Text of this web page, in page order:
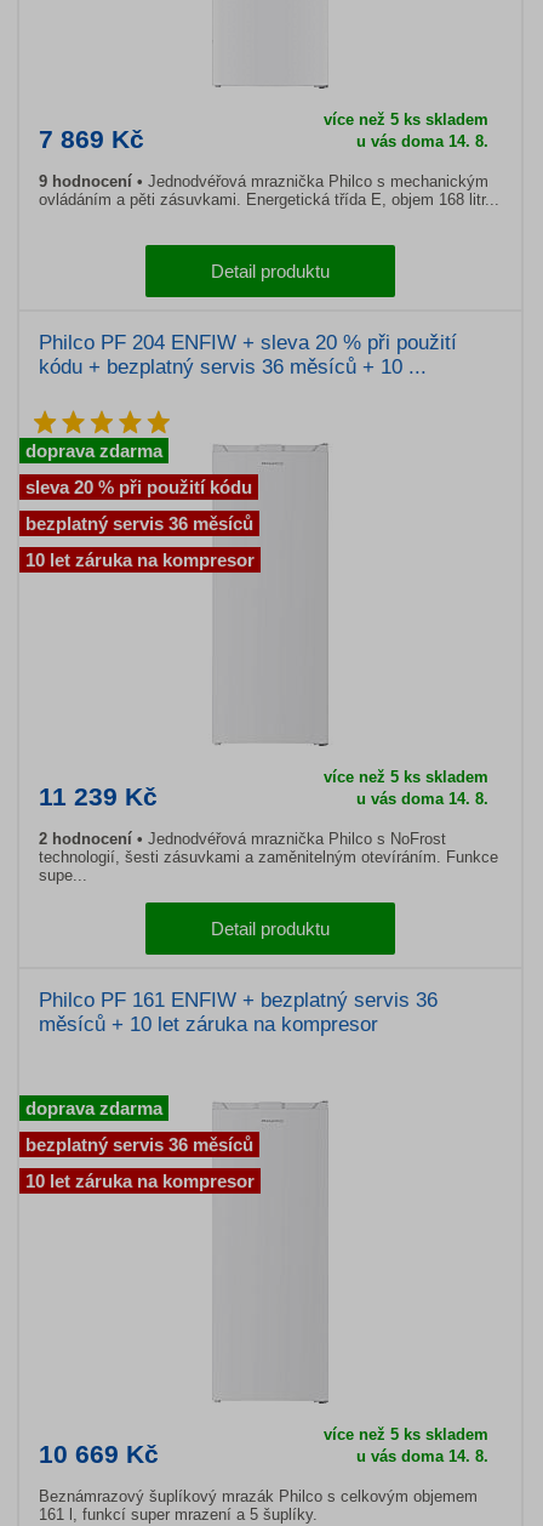
7 869 Kč
více než 5 ks skladem
u vás doma 14. 8.
9 hodnocení
Jednodvéřová mraznička Philco s mechanickým
ovládáním a pěti zásuvkami. Energetická třída E, objem 168 litr...
Detail produktu
Philco PF 204 ENFIW + sleva 20 % při použití
kódu + bezplatný servis 36 měsíců + 10 ...
11 239 Kč
více než 5 ks skladem
u vás doma 14. 8.
2 hodnocení
Jednodvéřová mraznička Philco s NoFrost
technologií, šesti zásuvkami a zaměnitelným otevíráním. Funkce
supe...
Detail produktu
doprava zdarma
sleva 20 % při použití kódu
bezplatný servis 36 měsíců
10 let záruka na kompresor
Philco PF 161 ENFIW + bezplatný servis 36
měsíců + 10 let záruka na kompresor
10 669 Kč
více než 5 ks skladem
u vás doma 14. 8.
Beznámrazový šuplíkový mrazák Philco s celkovým objemem
161 l, funkcí super mrazení a 5 šuplíky.
doprava zdarma
bezplatný servis 36 měsíců
10 let záruka na kompresor